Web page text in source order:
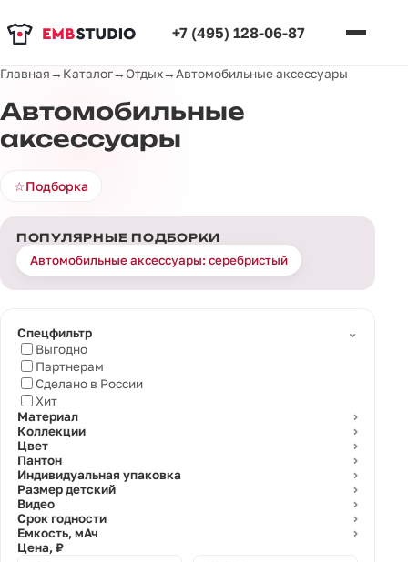
+7 (495) 128-06-87
Главная→ Каталог→Отдых→Автомобильные аксессуары
Автомобильные
аксессуары
☆Подборка
ПОПУЛЯРНЫЕ ПОДБОРКИ
Автомобильные аксессуары: серебристый
Спецфильтр
⌄
Выгодно
Партнерам
Сделано в России
Хит
Материал
⌄
Коллекции ⌄
Цвет ⌄
Пантон ⌄
Индивидуальная упаковка ⌄
Размер детский ⌄
Видео ⌄
Срок годности ⌄
Емкость, мАч ⌄
Цена, ₽